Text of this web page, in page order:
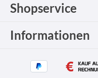
Shopservice
Informationen